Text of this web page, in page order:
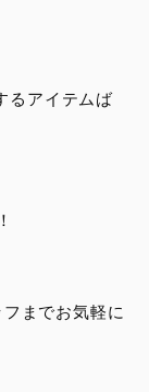
るアイテムば
までお気軽に